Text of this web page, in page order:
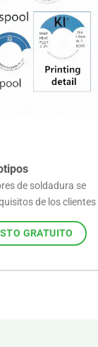
de soldadura se
de los clientes
GRATUITO